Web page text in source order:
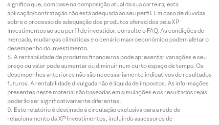
significa que, com base na composição atual da sua carteira, esta
aplicação/contratação não está adequada ao seu perfil. Em caso de dúvidas
sobre o processo de adequação dos produtos oferecidos pela XP
Investimentos ao seu perfil de investidor, consulte o FAQ. As condições de
mercado, mudanças climáticas e o cenário macroeconômico podem afetar o
desempenho do investimento.
A rentabilidade de produtos financeiros pode apresentar variações e seu
preço ou valor pode aumentar ou diminuir num curto espaço de tempo. Os
desempenhos anteriores não são necessariamente indicativos de resultados
futuros. A rentabilidade divulgada não é líquida de impostos. As informações
presentes neste material são baseadas em simulações e os resultados reais
poderão ser significativamente diferentes.
Este relatório é destinado à circulação exclusiva para a rede de
relacionamento da XP Investimentos, incluindo assessores de